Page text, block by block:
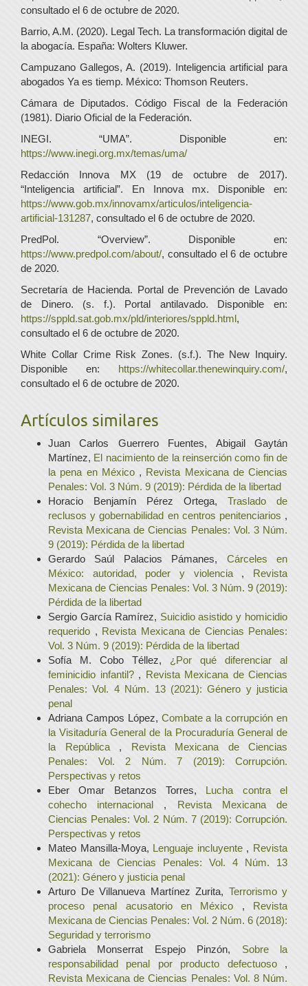
consultado el 6 de octubre de 2020.
Barrio, A.M. (2020). Legal Tech. La transformación digital de
la abogacía. España: Wolters Kluwer.
Campuzano Gallegos, A. (2019). Inteligencia artificial para
abogados Ya es tiemp. México: Thomson Reuters.
Cámara de Diputados. Código Fiscal de la Federación
(1981). Diario Oficial de la Federación.
INEGI. “UMA”. Disponible en:
https://www.inegi.org.mx/temas/uma/
Redacción Innova MX (19 de octubre de 2017).
“Inteligencia artificial”. En Innova mx. Disponible en:
https://www.gob.mx/innovamx/articulos/inteligencia-
artificial-131287, consultado el 6 de octubre de 2020.
PredPol. “Overview”. Disponible en:
https://www.predpol.com/about/, consultado el 6 de octubre
de 2020.
Secretaría de Hacienda. Portal de Prevención de Lavado
de Dinero. (s. f.). Portal antilavado. Disponible en:
https://sppld.sat.gob.mx/pld/interiores/sppld.html,
consultado el 6 de octubre de 2020.
White Collar Crime Risk Zones. (s.f.). The New Inquiry.
Disponible en: https://whitecollar.thenewinquiry.com/,
consultado el 6 de octubre de 2020.
Artículos similares
Juan Carlos Guerrero Fuentes, Abigail Gaytán
Martínez, El nacimiento de la reinserción como fin de
la pena en México , Revista Mexicana de Ciencias
Penales: Vol. 3 Núm. 9 (2019): Pérdida de la libertad
Horacio Benjamín Pérez Ortega, Traslado de
reclusos y gobernabilidad en centros penitenciarios ,
Revista Mexicana de Ciencias Penales: Vol. 3 Núm.
9 (2019): Pérdida de la libertad
Gerardo Saúl Palacios Pámanes, Cárceles en
México: autoridad, poder y violencia , Revista
Mexicana de Ciencias Penales: Vol. 3 Núm. 9 (2019):
Pérdida de la libertad
Sergio García Ramírez, Suicidio asistido y homicidio
requerido , Revista Mexicana de Ciencias Penales:
Vol. 3 Núm. 9 (2019): Pérdida de la libertad
Sofía M. Cobo Téllez, ¿Por qué diferenciar al
feminicidio infantil? , Revista Mexicana de Ciencias
Penales: Vol. 4 Núm. 13 (2021): Género y justicia
penal
Adriana Campos López, Combate a la corrupción en
la Visitaduría General de la Procuraduría General de
la República , Revista Mexicana de Ciencias
Penales: Vol. 2 Núm. 7 (2019): Corrupción.
Perspectivas y retos
Eber Omar Betanzos Torres, Lucha contra el
cohecho internacional , Revista Mexicana de
Ciencias Penales: Vol. 2 Núm. 7 (2019): Corrupción.
Perspectivas y retos
Mateo Mansilla-Moya, Lenguaje incluyente , Revista
Mexicana de Ciencias Penales: Vol. 4 Núm. 13
(2021): Género y justicia penal
Arturo De Villanueva Martínez Zurita, Terrorismo y
proceso penal acusatorio en México , Revista
Mexicana de Ciencias Penales: Vol. 2 Núm. 6 (2018):
Seguridad y terrorismo
Gabriela Monserrat Espejo Pinzón, Sobre la
responsabilidad penal por producto defectuoso ,
Revista Mexicana de Ciencias Penales: Vol. 8 Núm.